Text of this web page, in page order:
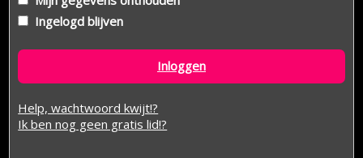
Ingelogd blijven
Inloggen
Help, wachtwoord kwijt!?
Ik ben nog geen gratis lid!?